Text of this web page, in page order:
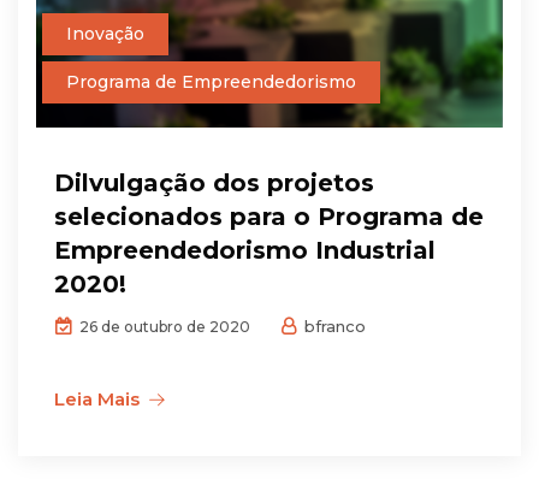
Inovação
Programa de Empreendedorismo
Dilvulgação dos projetos
selecionados para o Programa de
Empreendedorismo Industrial
2020!
26 de outubro de 2020 bfranco
Leia Mais